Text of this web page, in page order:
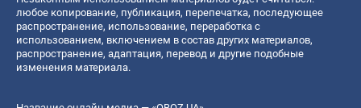
любое копирование, публикация, перепечатка, последующее
распространение, использование, переработка с
использованием, включением в состав других материалов,
распространение, адаптация, перевод и другие подобные
изменения материала.